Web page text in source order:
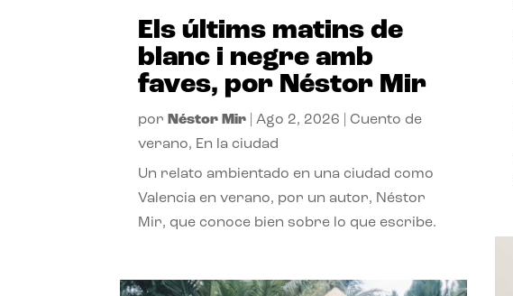
Els últims matins de
blanc i negre amb
faves, por Néstor Mir
por Néstor Mir |Ago 2, 2026 |Cuento de
verano, En la ciudad
Un relato ambientado en una ciudad como
Valencia en verano, por un autor, Néstor
Mir, que conoce bien sobre lo que escribe.